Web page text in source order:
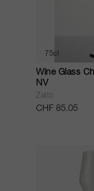
75cl
Wine Glass
NV
Zalto
CHF 85.05